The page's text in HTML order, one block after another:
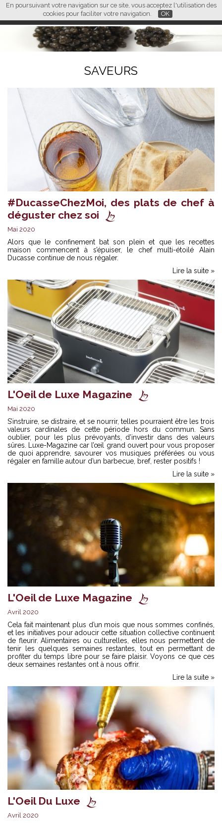
En poursuivant votre navigation sur ce site, vous acceptez l'utilisation des
cookies pour faciliter votre navigation.
OK
FR EN CN
L M
SAVEURS
#DucasseChezMoi, des plats de chef à
déguster chez soi
Mai 2020
Alors que le confinement bat son plein et que les recettes
maison commencent à s’épuiser, le chef multi-étoilé Alain
Ducasse continue de nous régaler.
Lire la suite »
L'Oeil de Luxe Magazine
Mai 2020
S’instruire, se distraire, et se nourrir, telles pourraient être les trois
valeurs cardinales de cette période hors du commun. Sans
oublier, pour les plus prévoyants, d’investir dans des valeurs
sûres. Luxe-Magazine car l’œil grand ouvert pour vous proposer
de quoi apprendre, savourer vos musiques préférées ou vous
régaler en famille autour d’un barbecue, bref, rester positifs !
Lire la suite »
L'Oeil de Luxe Magazine
Avril 2020
Cela fait maintenant plus d’un mois que nous sommes confinés,
et les initiatives pour adoucir cette situation collective continuent
de fleurir. Alimentaires ou culturelles, elles nous permettent de
tenir les quelques semaines restantes, tout en permettant de
profiter du temps libre pour se faire plaisir. Voyons ce que ces
deux semaines restantes ont à nous offrir.
Lire la suite »
L'Oeil Du Luxe
Avril 2020